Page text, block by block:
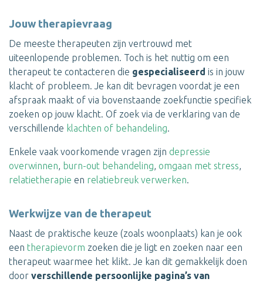
Jouw therapievraag
De meeste therapeuten zijn vertrouwd met
uiteenlopende problemen. Toch is het nuttig om een
therapeut te contacteren die gespecialiseerd is in jouw
klacht of probleem. Je kan dit bevragen voordat je een
afspraak maakt of via bovenstaande zoekfunctie specifiek
zoeken op jouw klacht. Of zoek via de verklaring van de
verschillende klachten of behandeling.
Enkele vaak voorkomende vragen zijn depressie
overwinnen, burn-out behandeling, omgaan met stress,
relatietherapie en relatiebreuk verwerken.
Werkwijze van de therapeut
Naast de praktische keuze (zoals woonplaats) kan je ook
een therapievorm zoeken die je ligt en zoeken naar een
therapeut waarmee het klikt. Je kan dit gemakkelijk doen
door verschillende persoonlijke pagina’s van